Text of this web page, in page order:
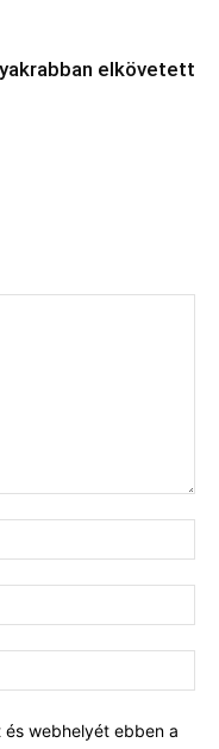
elkövetett
webhelyét ebben a